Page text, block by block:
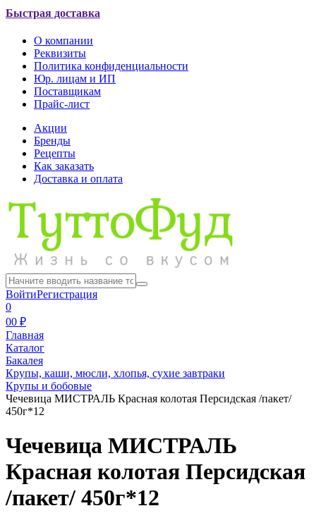
Быстрая доставка
О компании
Реквизиты
Политика конфиденциальности
Юр. лицам и ИП
Поставщикам
Прайс-лист
Акции
Бренды
Рецепты
Как заказать
Доставка и оплата
ВойтиРегистрация
0
00 ₽
Главная
Каталог
Бакалея
Крупы, каши, мюсли, хлопья, сухие завтраки
Крупы и бобовые
Чечевица МИСТРАЛЬ Красная колотая Персидская /пакет/
450г*12
Чечевица МИСТРАЛЬ
Красная колотая Персидская
/пакет/ 450г*12